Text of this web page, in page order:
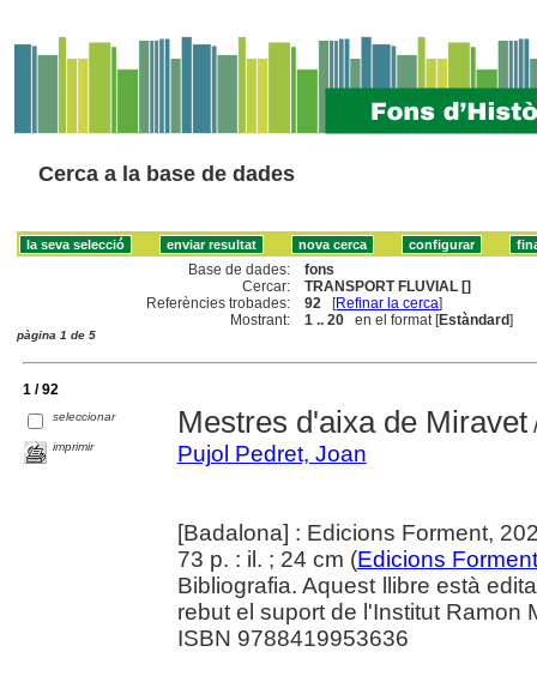
Cerca a la base de dades
Base de dades:
fons
Cercar:
TRANSPORT FLUVIAL []
Referències trobades:
92 [Refinar la cerca]
Mostrant:
1 .. 20 en el format [Estàndard]
pàgina 1 de 5
1 / 92
seleccionar
imprimir
Mestres d'aixa de Miravet
Pujol Pedret, Joan
[Badalona] : Edicions Forment,
73 p. : il. ; 24 cm (Edicions Forment
Bibliografia. Aquest llibre està
rebut el suport de l'Institut Ramon
ISBN 9788419953636